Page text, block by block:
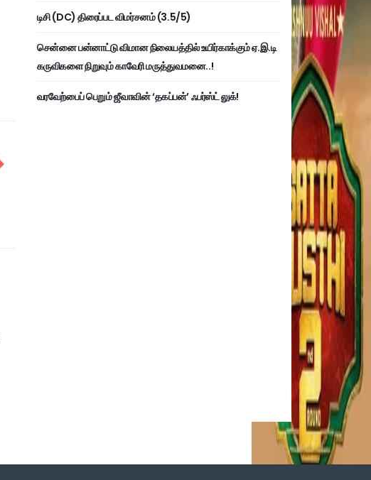
டிசி (DC) திரைப்பட விமர்சனம் (3.5/5)
சென்னை பன்னாட்டு விமான நிலையத்தில் உயிர்காக்கும் ஏ.இ.டி
கருவிகளை நிறுவும் காவேரி மருத்துவமனை..!
வரவேற்பைப் பெறும் ஜீவாவின் ‘தகப்பன்’ ஃபர்ஸ்ட் லுக்!